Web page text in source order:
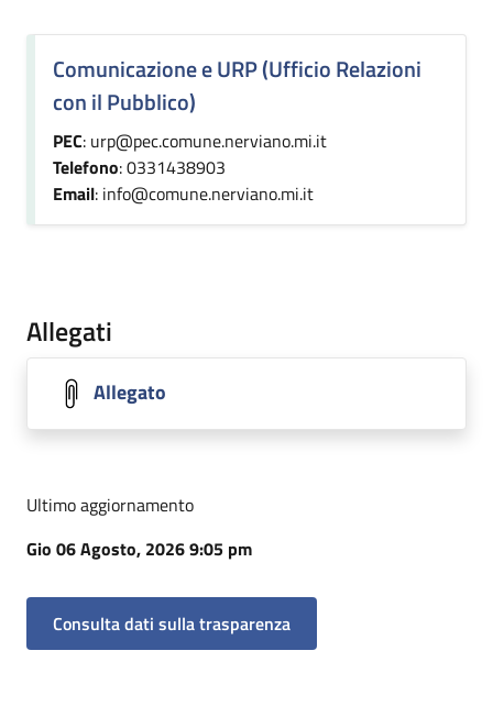
Comunicazione e URP (Ufficio Relazioni
con il Pubblico)
PEC: urp@pec.comune.nerviano.mi.it
Telefono: 0331438903
Email: info@comune.nerviano.mi.it
Allegati
Allegato
Ultimo aggiornamento
Gio 06 Agosto, 2026 9:05 pm
Consulta dati sulla trasparenza